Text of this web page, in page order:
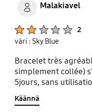
Malakiavel
2
väri : Sky Blue
Bracelet très
simplement collée)
5jours, sans
Käännä